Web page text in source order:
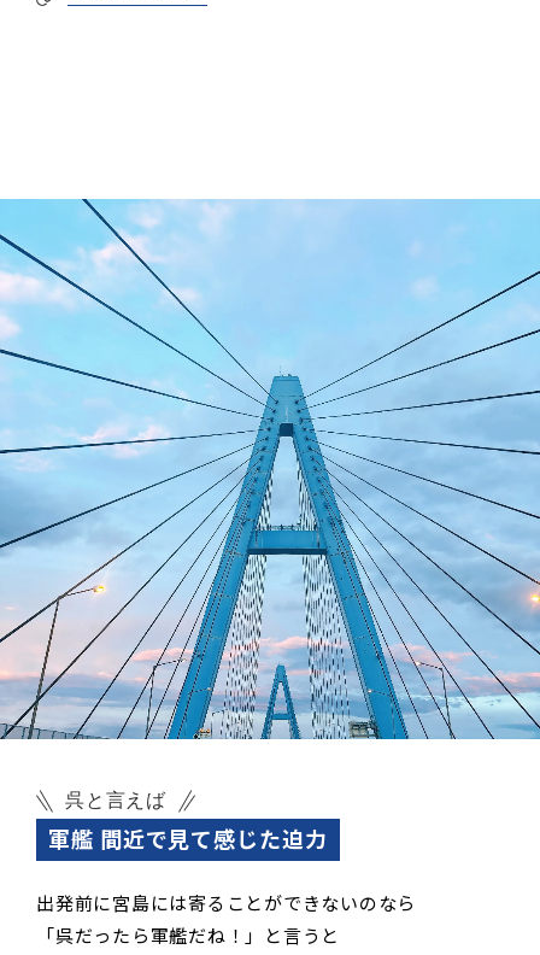
呉と言えば
軍艦 間近で見て感じた迫力
出発前に宮島には寄ることができないのなら
「呉だったら軍艦だね！」と言うと